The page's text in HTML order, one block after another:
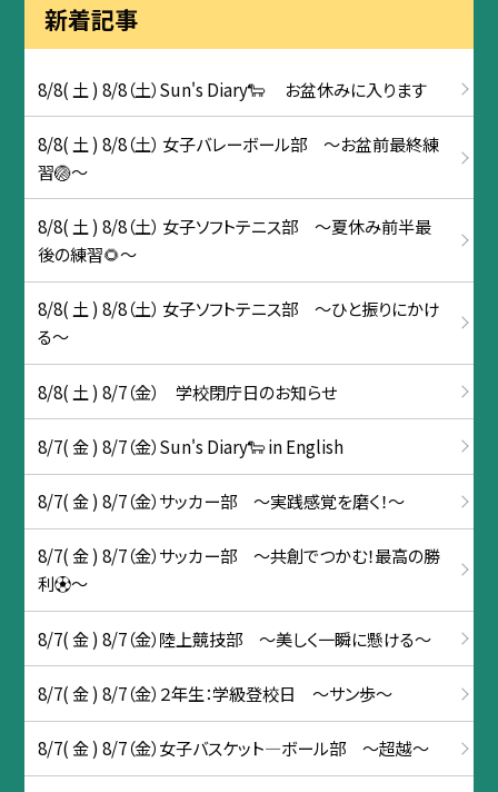
新着記事
8/8( 土 ) 8/8（土）Sun's Diary🐑 お盆休みに入ります
8/8( 土 ) 8/8（土） 女子バレーボール部 ～お盆前最終練
習🏐～
8/8( 土 ) 8/8（土） 女子ソフトテニス部 ～夏休み前半最
後の練習🌻～
8/8( 土 ) 8/8（土） 女子ソフトテニス部 ～ひと振りにかけ
る～
8/8( 土 ) 8/7（金） 学校閉庁日のお知らせ
8/7( 金 ) 8/7（金）Sun's Diary🐑 in English
8/7( 金 ) 8/7（金）サッカー部 ～実践感覚を磨く！～
8/7( 金 ) 8/7（金）サッカー部 ～共創でつかむ！最高の勝
利⚽～
8/7( 金 ) 8/7（金）陸上競技部 ～美しく一瞬に懸ける～
8/7( 金 ) 8/7（金）２年生：学級登校日 ～サン歩～
8/7( 金 ) 8/7（金）女子バスケット―ボール部 〜超越〜